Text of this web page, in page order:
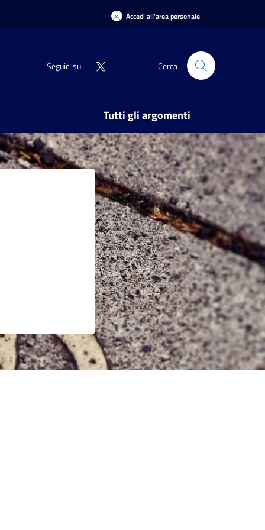
Accedi all'area personale
Seguici su Cerca
Tutti gli argomenti